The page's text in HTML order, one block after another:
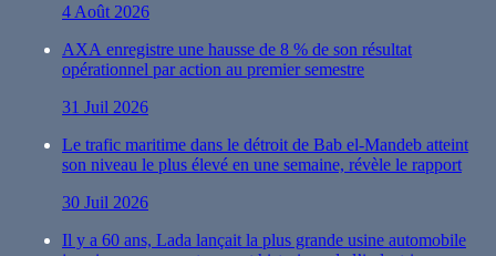
4 Août 2026
AXA enregistre une hausse de 8 % de son résultat
opérationnel par action au premier semestre
31 Juil 2026
Le trafic maritime dans le détroit de Bab el-Mandeb atteint
son niveau le plus élevé en une semaine, révèle le rapport
30 Juil 2026
Il y a 60 ans, Lada lançait la plus grande usine automobile